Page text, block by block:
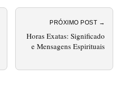
PRÓXIMO POST →
Horas Exatas: Significado
e Mensagens Espirituais